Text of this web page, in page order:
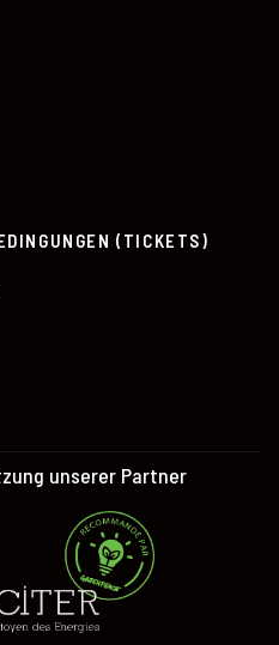
(TICKETS)
unserer Partner